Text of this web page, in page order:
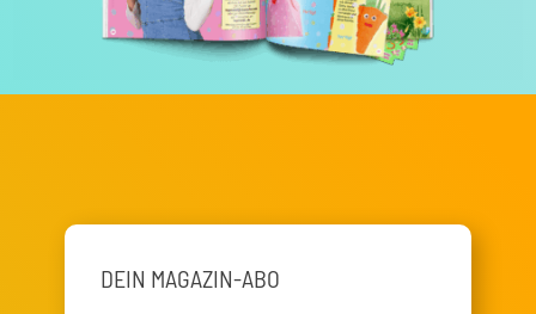
DEIN MAGAZIN-ABO